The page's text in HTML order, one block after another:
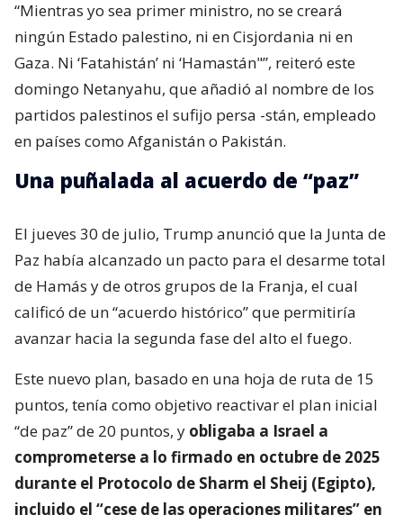
“Mientras yo sea primer ministro, no se creará
ningún Estado palestino, ni en Cisjordania ni en
Gaza. Ni ‘Fatahistán’ ni ‘Hamastán"”, reiteró este
domingo Netanyahu, que añadió al nombre de los
partidos palestinos el sufijo persa -stán, empleado
en países como Afganistán o Pakistán.
Una puñalada al acuerdo de “paz”
El jueves 30 de julio, Trump anunció que la Junta de
Paz había alcanzado un pacto para el desarme total
de Hamás y de otros grupos de la Franja, el cual
calificó de un “acuerdo histórico” que permitiría
avanzar hacia la segunda fase del alto el fuego.
Este nuevo plan, basado en una hoja de ruta de 15
puntos, tenía como objetivo reactivar el plan inicial
“de paz” de 20 puntos, y obligaba a Israel a
comprometerse a lo firmado en octubre de 2025
durante el Protocolo de Sharm el Sheij (Egipto),
incluido el “cese de las operaciones militares” en